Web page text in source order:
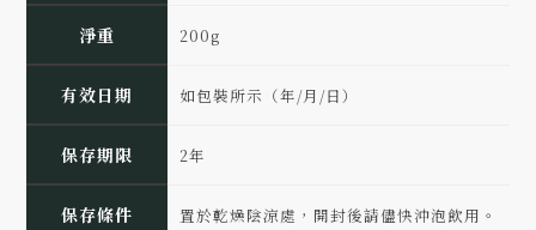
淨重 200g
有效日期 如包裝所示（年/月/日）
保存期限 2年
保存條件 置於乾燥陰涼處，開封後請儘快沖泡飲用。